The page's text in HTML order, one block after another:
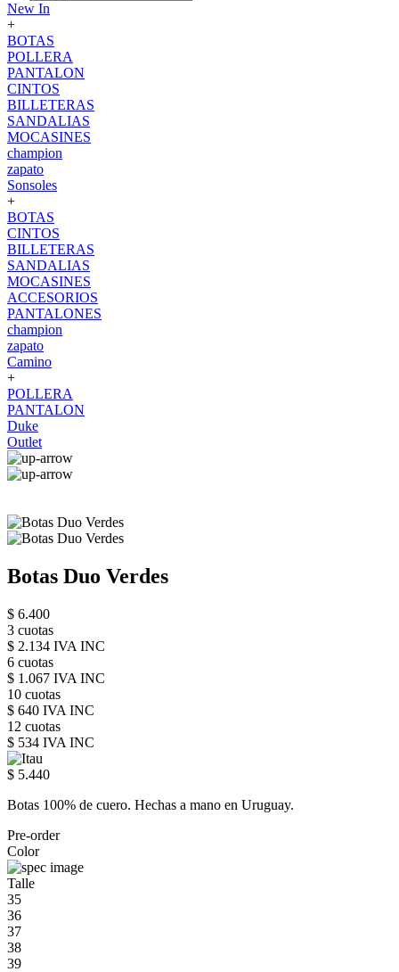
New In
+
BOTAS
POLLERA
PANTALON
CINTOS
BILLETERAS
SANDALIAS
MOCASINES
champion
zapato
Sonsoles
+
BOTAS
CINTOS
BILLETERAS
SANDALIAS
MOCASINES
ACCESORIOS
PANTALONES
champion
zapato
Camino
+
POLLERA
PANTALON
Duke
Outlet
Botas Duo Verdes
$ 6.400
3 cuotas
$ 2.134 IVA INC
6 cuotas
$ 1.067 IVA INC
10 cuotas
$ 640 IVA INC
12 cuotas
$ 534 IVA INC
$ 5.440
Botas 100% de cuero. Hechas a mano en Uruguay.
Pre-order
Color
Talle
35
36
37
38
39